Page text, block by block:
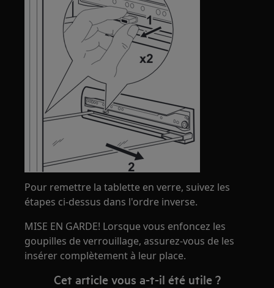
Pour remettre la tablette en verre, suivez les
étapes ci-dessus dans l'ordre inverse.
MISE EN GARDE! Lorsque vous enfoncez les
goupilles de verrouillage, assurez-vous de les
insérer complètement à leur place.
Cet article vous a-t-il été utile ?